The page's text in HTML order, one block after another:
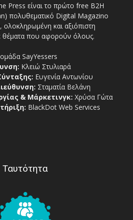
Press είναι το πρώτο free Β2Η
πολυθεματικό Digital Magazino
ολοκληρωμένη και αξιόπιστη
θέματα που αφορούν όλους.
SayYessers
Κλειώ Στυλιαρά
Ευγενία Αντωνίου
Σταματία Βελάνη
& Μάρκετινγκ: Χρύσα Γώτα
BlackDot Web Services
Ταυτότητα